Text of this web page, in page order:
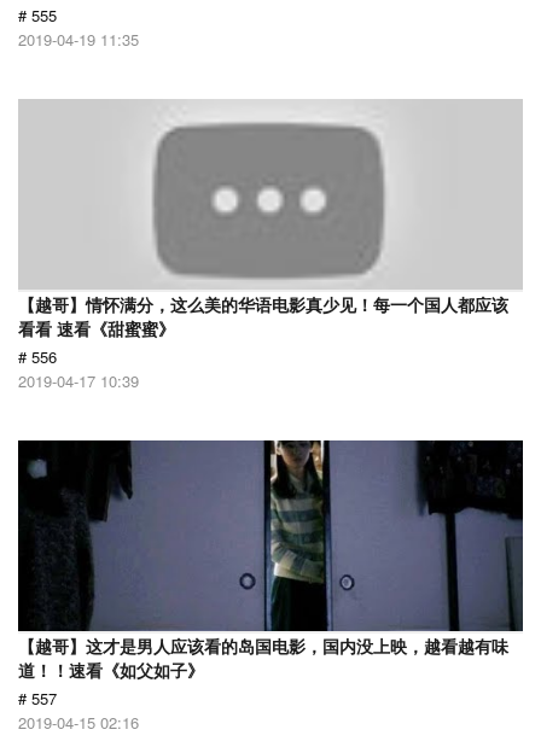
# 555
2019-04-19 11:35
【越哥】情怀满分，这么美的华语电影真少见！每一个国人都应该
看看 速看《甜蜜蜜》
# 556
2019-04-17 10:39
【越哥】这才是男人应该看的岛国电影，国内没上映，越看越有味
道！！速看《如父如子》
# 557
2019-04-15 02:16